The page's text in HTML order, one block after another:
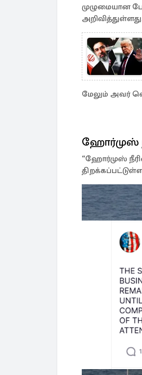
முழுமையான
மேலும் அவர்
ஹோர்முஸ்
“ஹோர்முஸ்